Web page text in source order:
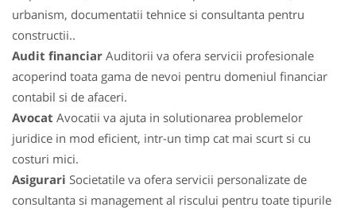
urbanism, documentatii tehnice si consultanta pentru
constructii..
Audit financiar Auditorii va ofera servicii profesionale
acoperind toata gama de nevoi pentru domeniul financiar
contabil si de afaceri.
Avocat Avocatii va ajuta in solutionarea problemelor
juridice in mod eficient, intr-un timp cat mai scurt si cu
costuri mici.
Asigurari Societatile va ofera servicii personalizate de
consultanta si management al riscului pentru toate tipurile